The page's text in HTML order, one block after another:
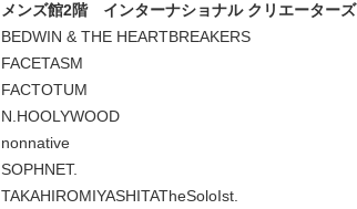
メンズ館2階 インターナショナル クリエーターズ
BEDWIN & THE HEARTBREAKERS
FACETASM
FACTOTUM
N.HOOLYWOOD
nonnative
SOPHNET.
TAKAHIROMIYASHITATheSoloIst.